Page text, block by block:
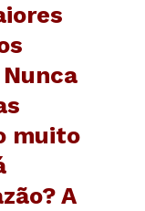
muito
A